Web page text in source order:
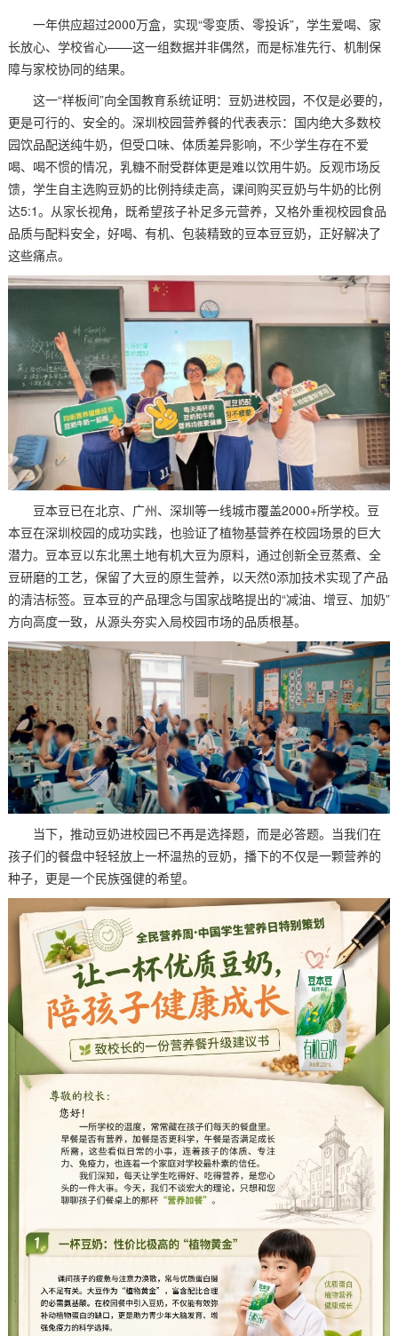
一年供应超过2000万盒，实现“零变质、零投诉”，学生爱喝、家
长放心、学校省心——这一组数据并非偶然，而是标准先行、机制保
障与家校协同的结果。
这一“样板间”向全国教育系统证明：豆奶进校园，不仅是必要的，
更是可行的、安全的。深圳校园营养餐的代表表示：国内绝大多数校
园饮品配送纯牛奶，但受口味、体质差异影响，不少学生存在不爱
喝、喝不惯的情况，乳糖不耐受群体更是难以饮用牛奶。反观市场反
馈，学生自主选购豆奶的比例持续走高，课间购买豆奶与牛奶的比例
达5:1。从家长视角，既希望孩子补足多元营养，又格外重视校园食品
品质与配料安全，好喝、有机、包装精致的豆本豆豆奶，正好解决了
这些痛点。
豆本豆已在北京、广州、深圳等一线城市覆盖2000+所学校。豆
本豆在深圳校园的成功实践，也验证了植物基营养在校园场景的巨大
潜力。豆本豆以东北黑土地有机大豆为原料，通过创新全豆蒸煮、全
豆研磨的工艺，保留了大豆的原生营养，以天然0添加技术实现了产品
的清洁标签。豆本豆的产品理念与国家战略提出的“减油、增豆、加奶”
方向高度一致，从源头夯实入局校园市场的品质根基。
当下，推动豆奶进校园已不再是选择题，而是必答题。当我们在
孩子们的餐盘中轻轻放上一杯温热的豆奶，播下的不仅是一颗营养的
种子，更是一个民族强健的希望。